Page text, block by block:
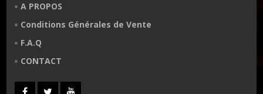
A PROPOS
Conditions Générales de Vente
F.A.Q
CONTACT